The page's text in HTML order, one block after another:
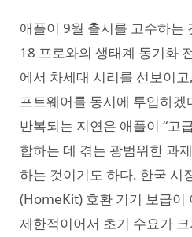
애플이 9월 출시를 고수하는
18 프로와의 생태계 동기화
에서 차세대 시리를 선보이
프트웨어를 동시에 투입하
반복되는 지연은 애플이 “고
합하는 데 겪는 광범위한 과
하는 것이기도 하다. 한국 시
(HomeKit) 호환 기기 보급이
제한적이어서 초기 수요가